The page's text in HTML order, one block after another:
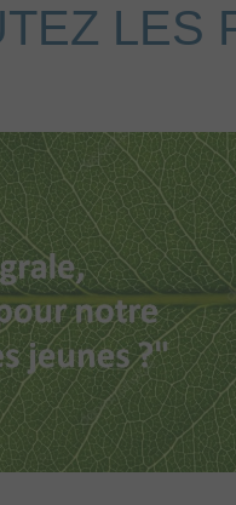
LES